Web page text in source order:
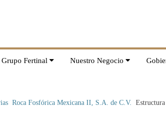
Fertinal Nuestro Negocio
Roca Fosfórica Mexicana II, S.A. de C.V.